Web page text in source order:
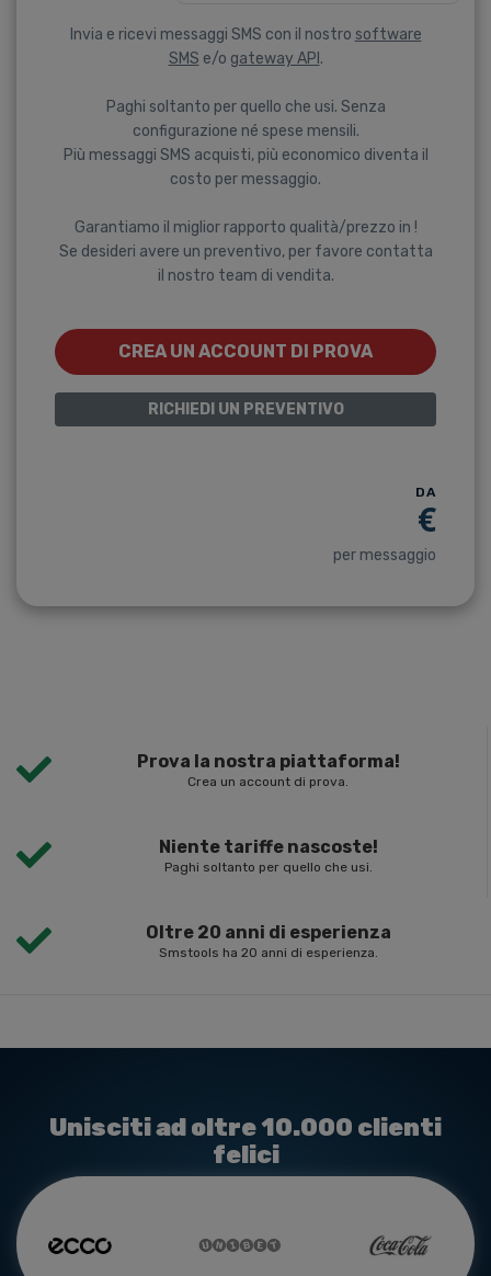
Invia e ricevi messaggi SMS con il nostro software
SMS e/o gateway API .
Paghi soltanto per quello che usi. Senza
configurazione né spese mensili.
Più messaggi SMS acquisti, più economico diventa il
costo per messaggio.
Garantiamo il miglior rapporto qualità/prezzo in !
Se desideri avere un preventivo, per favore contatta
il nostro team di vendita.
CREA UN ACCOUNT DI PROVA
RICHIEDI UN PREVENTIVO
DA
€
per messaggio
Prova la nostra piattaforma!
Crea un account di prova.
Niente tariffe nascoste!
Paghi soltanto per quello che usi.
Oltre 20 anni di esperienza
Smstools ha 20 anni di esperienza.
Unisciti ad oltre 10.000 clienti
felici